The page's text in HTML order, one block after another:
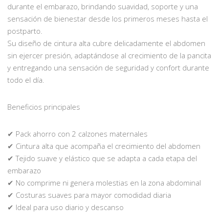
durante el embarazo, brindando suavidad, soporte y una
sensación de bienestar desde los primeros meses hasta el
postparto.
Su diseño de cintura alta cubre delicadamente el abdomen
sin ejercer presión, adaptándose al crecimiento de la pancita
y entregando una sensación de seguridad y confort durante
todo el día.
Beneficios principales
✔ Pack ahorro con 2 calzones maternales
✔ Cintura alta que acompaña el crecimiento del abdomen
✔ Tejido suave y elástico que se adapta a cada etapa del
embarazo
✔ No comprime ni genera molestias en la zona abdominal
✔ Costuras suaves para mayor comodidad diaria
✔ Ideal para uso diario y descanso